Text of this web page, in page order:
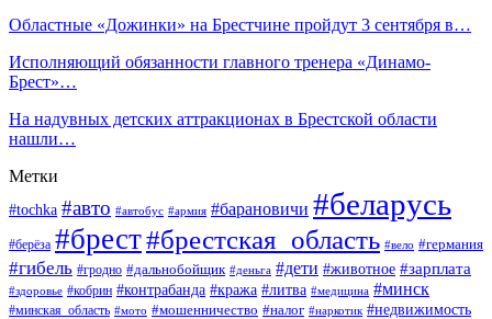
Областные «Дожинки» на Брестчине пройдут 3 сентября в…
Исполняющий обязанности главного тренера «Динамо-
Брест»…
На надувных детских аттракционах в Брестской области
нашли…
Метки
#tochka #авто #автобус #армия #барановичи #беларусь
#берёза #брест#брестская_область #вело #германия
#гибель #гродно #дальнобойщик #деньга #дети #животное #зарплата
#здоровье #кобрин #контрабанда #кража #литва #медицина #минск
#минская_область #мото #мошенничество #налог #наркотик #недвижимость